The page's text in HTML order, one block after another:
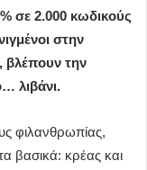
σε 2.000 κωδικούς
στην
, βλέπουν την
λιβάνι.
φιλανθρωπίας,
βασικά: κρέας και